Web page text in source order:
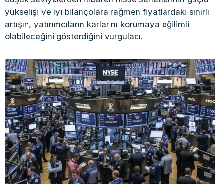
yükselişi ve iyi bilançolara rağmen fiyatlardaki sınırlı
artışın, yatırımcıların karlarını korumaya eğilimli
olabileceğini gösterdiğini vurguladı.